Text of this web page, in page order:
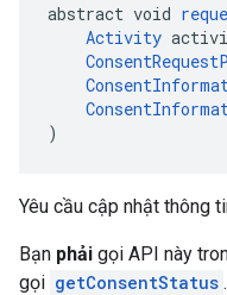
abstract void
Activity
)
Yêu cầu cập nhật thông
Bạn phải gọi API này
gọi getConsentStatus .